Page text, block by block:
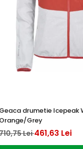
Geaca drumetie Icepeak
Orange/Grey
Lei461,63 Lei